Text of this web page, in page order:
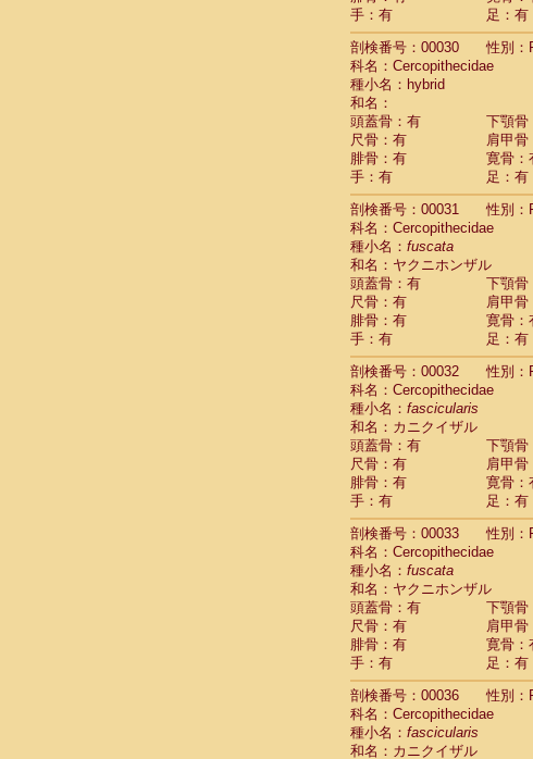
Atelidae
Atelidae
Pitheciidae
Pitheciidae
Pitheciidae
Pitheciidae
Pitheciidae
Pitheciidae
Pitheciidae
Pitheciidae
Pitheciidae
Cercopithecidae
Cercopithecidae
Cercopithecidae
Cercopithecidae
Cercopithecidae
Cercopithecidae
Cercopithecidae
Cercopithecidae
Cercopithecidae
Cercopithecidae
Cercopithecidae
Cercopithecidae
Cercopithecidae
Cercopithecidae
Cercopithecidae
Cercopithecidae
Cercopithecidae
Cercopithecidae
Cercopithecidae
Cercopithecidae
Cercopithecidae
Cercopithecidae
Cercopithecidae
Cercopithecidae
Cercopithecidae
Cercopithecidae
Cercopithecidae
Cercopithecidae
手：有
足：有
剖検番号：00030
性別：
科名：Cercopithecidae
種小名：hybrid
和名：
頭蓋骨：有
下顎骨
尺骨：有
肩甲骨
腓骨：有
寛骨：
手：有
足：有
剖検番号：00031
性別：
科名：Cercopithecidae
種小名： fuscata
和名：ヤクニホンザル
頭蓋骨：有
下顎骨
尺骨：有
肩甲骨
腓骨：有
寛骨：
手：有
足：有
剖検番号：00032
性別：
科名：Cercopithecidae
種小名： fascicularis
和名：カニクイザル
頭蓋骨：有
下顎骨
尺骨：有
肩甲骨
腓骨：有
寛骨：
手：有
足：有
剖検番号：00033
性別：
科名：Cercopithecidae
種小名： fuscata
和名：ヤクニホンザル
頭蓋骨：有
下顎骨
尺骨：有
肩甲骨
腓骨：有
寛骨：
手：有
足：有
剖検番号：00036
性別：
科名：Cercopithecidae
種小名： fascicularis
和名：カニクイザル